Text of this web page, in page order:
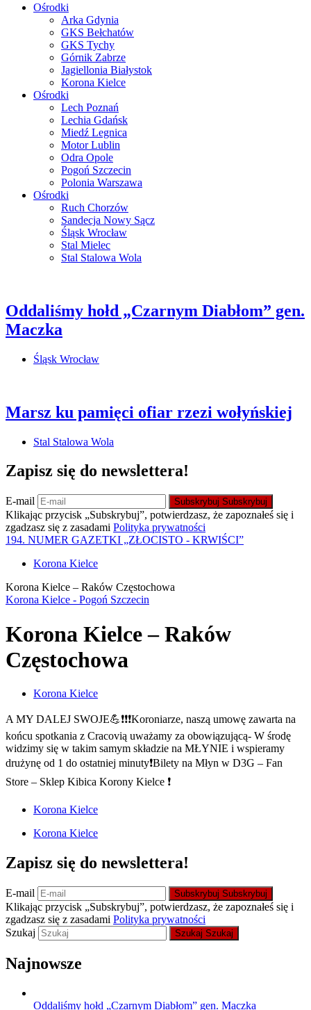
Ośrodki
Arka Gdynia
GKS Bełchatów
GKS Tychy
Górnik Zabrze
Jagiellonia Białystok
Korona Kielce
Ośrodki
Lech Poznań
Lechia Gdańsk
Miedź Legnica
Motor Lublin
Odra Opole
Pogoń Szczecin
Polonia Warszawa
Ośrodki
Ruch Chorzów
Sandecja Nowy Sącz
Śląsk Wrocław
Stal Mielec
Stal Stalowa Wola
Oddaliśmy hołd „Czarnym Diabłom” gen.
Maczka
Śląsk Wrocław
Marsz ku pamięci ofiar rzezi wołyńskiej
Stal Stalowa Wola
Zapisz się do newslettera!
E-mail Subskrybuj Subskrybuj
Klikając przycisk „Subskrybuj”, potwierdzasz, że zapoznałeś się i
zgadzasz się z zasadami Polityka prywatności
194. NUMER GAZETKI „ZŁOCISTO - KRWIŚCI”
Korona Kielce
Korona Kielce – Raków Częstochowa
Korona Kielce - Pogoń Szczecin
Korona Kielce – Raków
Częstochowa
Korona Kielce
A MY DALEJ SWOJE💪❗️❗️❗️Koroniarze, naszą umowę zawarta na
końcu spotkania z Cracovią uważamy za obowiązującą- W środę
widzimy się w takim samym składzie na MŁYNIE i wspieramy
drużynę od 1 do ostatniej minuty❗️Bilety na Młyn w D3G – Fan
Store – Sklep Kibica Korony Kielce ❗️
Korona Kielce
Korona Kielce
Zapisz się do newslettera!
E-mail Subskrybuj Subskrybuj
Klikając przycisk „Subskrybuj”, potwierdzasz, że zapoznałeś się i
zgadzasz się z zasadami Polityka prywatności
Szukaj
Szukaj Szukaj
Najnowsze
Oddaliśmy hołd „Czarnym Diabłom” gen. Maczka